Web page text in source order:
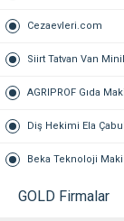
Cezaevleri.com
Siirt Tatvan Van
AGRIPROF Gıda
Diş Hekimi Ela
Beka Teknoloji
GOLD Firmalar